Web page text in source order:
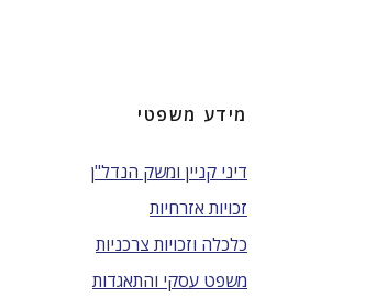
מידע משפטי
דיני קניין ומשק הנדל"ן
זכויות אזרחיות
כלכלה וזכויות צרכניות
משפט עסקי והתאגדות